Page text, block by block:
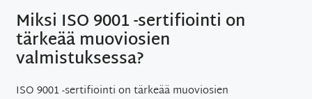
Miksi ISO 9001 -sertifiointi on
tärkeää muoviosien
valmistuksessa?
ISO 9001 -sertifiointi on tärkeää muoviosien